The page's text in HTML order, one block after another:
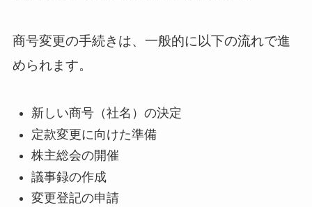
商号変更の手続きは、一般的に以下の流れで進
められます。
新しい商号（社名）の決定
定款変更に向けた準備
株主総会の開催
議事録の作成
変更登記の申請